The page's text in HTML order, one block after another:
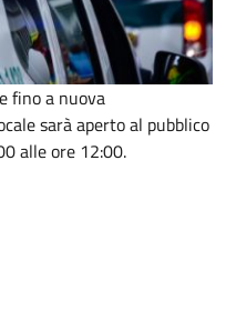
fino a nuova
sarà aperto al pubblico
alle ore 12:00.